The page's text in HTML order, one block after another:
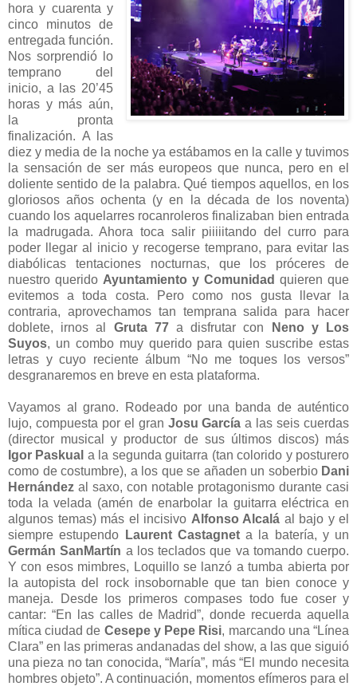
hora y cuarenta y
cinco minutos de
entregada función.
Nos sorprendió lo
temprano del
inicio, a las 20’45
horas y más aún,
la pronta
finalización. A las
diez y media de la noche ya estábamos en la calle y tuvimos
la sensación de ser más europeos que nunca, pero en el
doliente sentido de la palabra. Qué tiempos aquellos, en los
gloriosos años ochenta (y en la década de los noventa)
cuando los aquelarres rocanroleros finalizaban bien entrada
la madrugada. Ahora toca salir piiiiitando del curro para
poder llegar al inicio y recogerse temprano, para evitar las
diabólicas tentaciones nocturnas, que los próceres de
nuestro querido Ayuntamiento y Comunidad quieren que
evitemos a toda costa. Pero como nos gusta llevar la
contraria, aprovechamos tan temprana salida para hacer
doblete, irnos al Gruta 77a disfrutar con
Neno y Los
Suyos, un combo muy querido para quien suscribe estas
letras y cuyo reciente álbum “No me toques los versos”
desgranaremos en breve en esta plataforma.
Vayamos al grano. Rodeado por una banda de auténtico
lujo, compuesta por el gran Josu García a las seis cuerdas
(director musical y productor de sus últimos discos) más
Igor Paskual a la segunda guitarra (tan colorido y posturero
como de costumbre), a los que se añaden un soberbio Dani
Hernández al saxo, con notable protagonismo durante casi
toda la velada (amén de enarbolar la guitarra eléctrica en
algunos temas) más el incisivo Alfonso Alcalá al bajo y el
siempre estupendo
Laurent Castagneta la batería, y un
Germán SanMartín a los teclados que va tomando cuerpo.
Y con esos mimbres, Loquillo se lanzó a tumba abierta por
la autopista del rock insobornable que tan bien conoce y
maneja. Desde los primeros compases todo fue coser y
cantar: “En las calles de Madrid”, donde recuerda aquella
mítica ciudad de Cesepe y Pepe Risi, marcando una “Línea
Clara” en las primeras andanadas del show, a las que siguió
una pieza no tan conocida, “María”, más “El mundo necesita
hombres objeto”. A continuación, momentos efímeros para el